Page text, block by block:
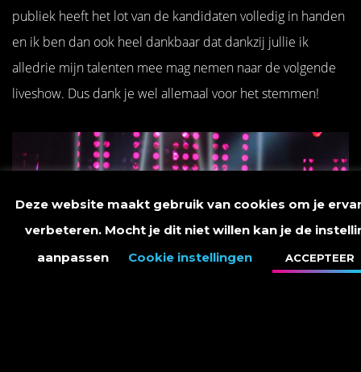
publiek heeft het lot van de kandidaten volledig in handen
en ik ben dan ook heel dankbaar dat dankzij jullie ik
alledrie mijn talenten mee mag nemen naar de volgende
liveshow. Dus dank je wel allemaal voor het stemmen!
Deze website maakt gebruik van cookies om je
verbeteren. Mocht je dit niet willen kan je de
aanpassen
Cookie instellingen ACCEPTEER